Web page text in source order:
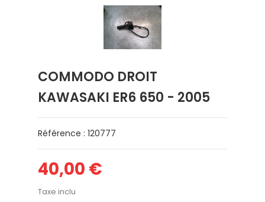
COMMODO DROIT
KAWASAKI ER6 650 - 2005
Référence : 120777
40,00 €
Taxe inclu